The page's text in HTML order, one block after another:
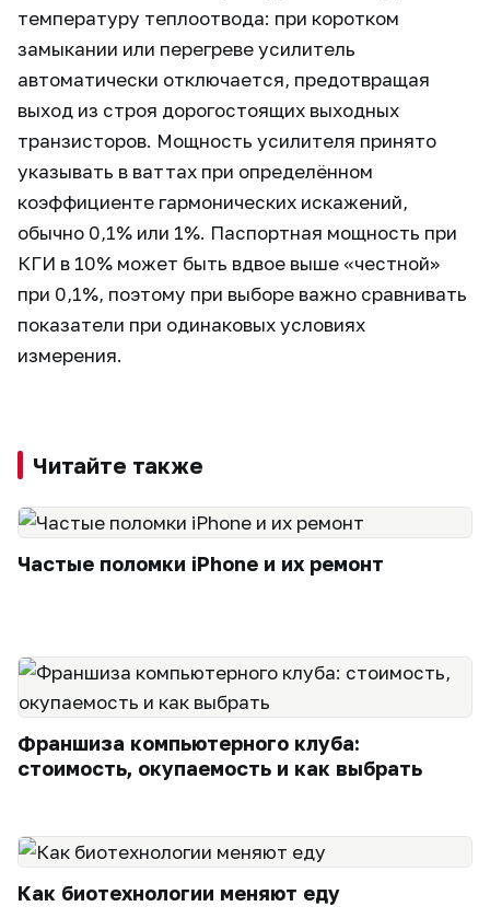
температуру теплоотвода: при коротком
замыкании или перегреве усилитель
автоматически отключается, предотвращая
выход из строя дорогостоящих выходных
транзисторов. Мощность усилителя принято
указывать в ваттах при определённом
коэффициенте гармонических искажений,
обычно 0,1% или 1%. Паспортная мощность при
КГИ в 10% может быть вдвое выше «честной»
при 0,1%, поэтому при выборе важно сравнивать
показатели при одинаковых условиях
измерения.
Читайте также
Частые поломки iPhone и их ремонт
Франшиза компьютерного клуба:
стоимость, окупаемость и как выбрать
Как биотехнологии меняют еду